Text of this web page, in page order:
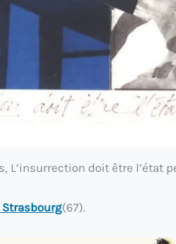
L’insurrection doit être
Strasbourg(67).